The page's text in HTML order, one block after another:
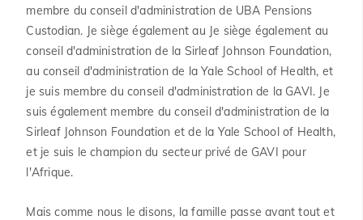
membre du conseil d'administration de UBA Pensions
Custodian. Je siège également au Je siège également au
conseil d'administration de la Sirleaf Johnson Foundation,
au conseil d'administration de la Yale School of Health, et
je suis membre du conseil d'administration de la GAVI. Je
suis également membre du conseil d'administration de la
Sirleaf Johnson Foundation et de la Yale School of Health,
et je suis le champion du secteur privé de GAVI pour
l'Afrique.
Mais comme nous le disons, la famille passe avant tout et